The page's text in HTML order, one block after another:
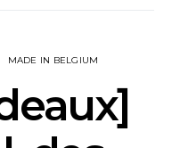
MADE IN BELGIUM